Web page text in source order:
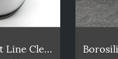
10L Wash Out Line Cleaning Keg with 2 spears